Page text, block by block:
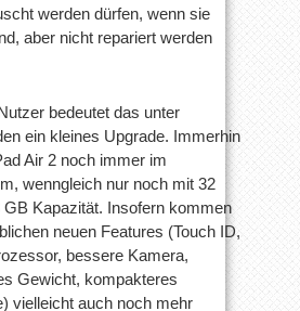
werden dürfen, wenn sie
aber nicht repariert werden
bedeutet das unter
ein kleines Upgrade. Immerhin
Air 2 noch immer im
wenngleich nur noch mit 32
GB Kapazität. Insofern kommen
neuen Features (Touch ID,
bessere Kamera,
Gewicht, kompakteres
vielleicht auch noch mehr